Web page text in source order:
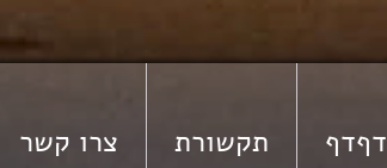
צרו קשר תקשורת דףדף